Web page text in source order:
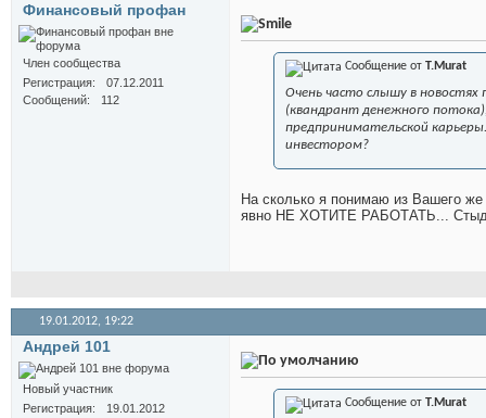
Финансовый профан
Член сообщества
Регистрация
07.12.2011
Сообщений
112
Сообщение от T.Murat
Очень часто слышу в
(квандрант денежного
предпринимательской
инвестором?
На сколько я понимаю из Вашего
явно НЕ ХОТИТЕ РАБОТАТЬ...
19.01.2012, 19:22
Андрей 101
Новый участник
Регистрация
19.01.2012
Сообщение от T.Murat